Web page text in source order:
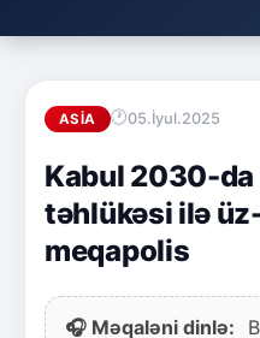
ASIA 05.İyul.2025
Kabul 2030-
təhlükəsi ilə
meqapolis
🎧 Məqaləni dinlə: